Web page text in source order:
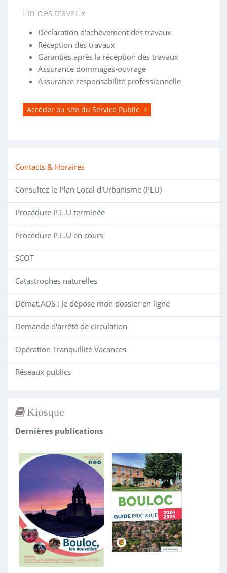
Fin des travaux
Déclaration d'achèvement des travaux
Réception des travaux
Garanties après la réception des travaux
Assurance dommages-ouvrage
Assurance responsabilité professionnelle
Accéder au site du Service Public
Contacts & Horaires
Consultez le Plan Local d'Urbanisme (PLU)
Procédure P.L.U terminée
Procédure P.L.U en cours
SCOT
Catastrophes naturelles
Démat.ADS : Je dépose mon dossier en ligne
Demande d'arrêté de circulation
Opération Tranquillité Vacances
Réseaux publics
Kiosque
Dernières publications